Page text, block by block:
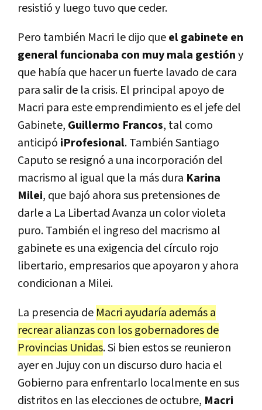
resistió y luego tuvo que ceder.
Pero también Macri le dijo queel gabinete en
general funcionaba con muy mala gestióny
que había que hacer un fuerte lavado de cara
para salir de la crisis. El principal apoyo de
Macri para este emprendimiento es el jefe del
Gabinete, Guillermo Francos, tal como
anticipó iProfesional. También Santiago
Caputo se resignó a una incorporación del
macrismo al igual que la más dura Karina
Milei, que bajó ahora sus pretensiones de
darle a La Libertad Avanza un color violeta
puro. También el ingreso del macrismo al
gabinete es una exigencia del círculo rojo
libertario, empresarios que apoyaron y ahora
condicionan a Milei.
La presencia de Macri ayudaría además a
recrear alianzas con los gobernadores de
Provincias Unidas. Si bien estos se reunieron
ayer en Jujuy con un discurso duro hacia el
Gobierno para enfrentarlo localmente en sus
distritos en las elecciones de octubre, Macri